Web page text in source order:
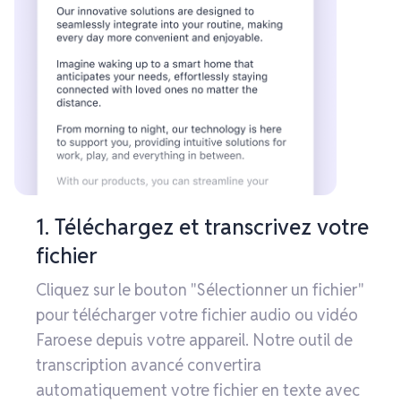
1. Téléchargez et transcrivez votre
fichier
Cliquez sur le bouton "Sélectionner un fichier"
pour télécharger votre fichier audio ou vidéo
Faroese depuis votre appareil. Notre outil de
transcription avancé convertira
automatiquement votre fichier en texte avec